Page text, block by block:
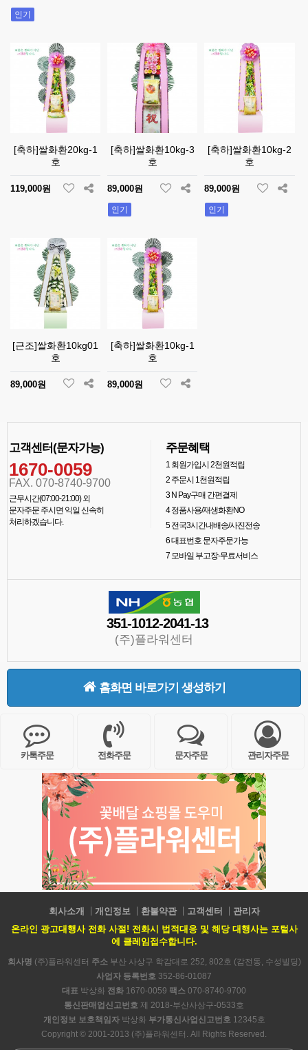
인기
[축하]쌀화환20kg-1
호
119,000원
[축하]쌀화환10kg-3
호
89,000원
인기
[축하]쌀화환10kg-2
호
89,000원
인기
[근조]쌀화환10kg01
호
89,000원
[축하]쌀화환10kg-1
호
89,000원
고객센터(문자가능)
1670-0059
FAX. 070-8740-9700
근무시간(07:00-21:00) 외
문자주문 주시면 익일 신속히
처리하겠습니다.
주문혜택
1 회원가입시 2천원적립
2주문시 1천원적립
3N Pay구매 간편결제
4정품사용/재생화환NO
5전국3시간내배송/사진전송
6대표번호 문자주문가능
7모바일 부고장-무료서비스
351-1012-2041-13
(주)플라워센터
홈화면 바로가기 생성하기
카톡주문 전화주문 문자주문 관리자주문
회사소개 개인정보 환불약관 고객센터
관리자
온라인 광고대행사 전화 사절! 전화시 법적대응 및 해당 대행사는 포털사
에 클레임접수합니다.
회사명 (주)플라워센터 주소 부산 사상구 학감대로 252, 802호 (감전동, 수성빌딩)
사업자 등록번호 352-86-01087
대표 박상화 전화 1670-0059 팩스 070-8740-9700
통신판매업신고번호 제 2018-부산사상구-0533호
개인정보 보호책임자박상화 부가통신사업신고번호 12345호
Copyright © 2001-2013 (주)플라워센터. All Rights Reserved.